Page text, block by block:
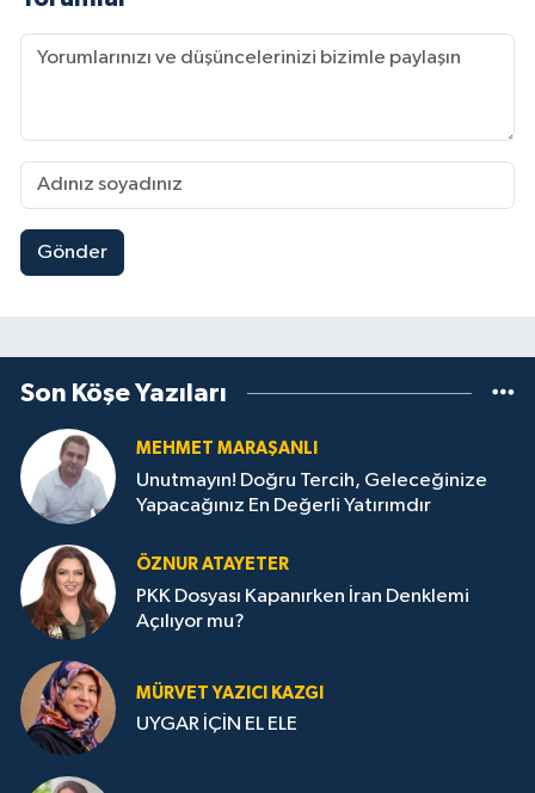
Gönder
Son Köşe Yazıları
MEHMET MARAŞANLI
Unutmayın! Doğru Tercih, Geleceğinize
Yapacağınız En Değerli Yatırımdır
ÖZNUR ATAYETER
PKK Dosyası Kapanırken İran Denklemi
Açılıyor mu?
MÜRVET YAZICI KAZGI
UYGAR İÇİN EL ELE